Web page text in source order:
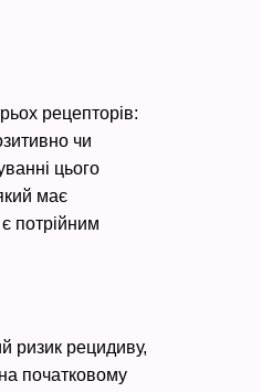
рецепторів:
чи
цього
має
потрійним
ризик рецидиву,
початковому